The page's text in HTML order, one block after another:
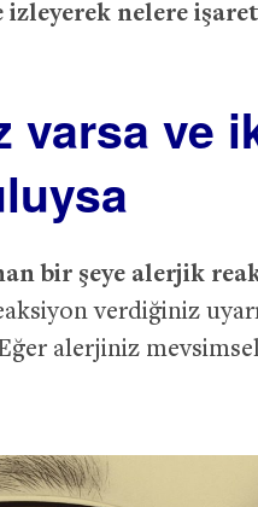
izleyerek nelere
varsa
bir şeye alerjik
verdiğiniz
alerjiniz